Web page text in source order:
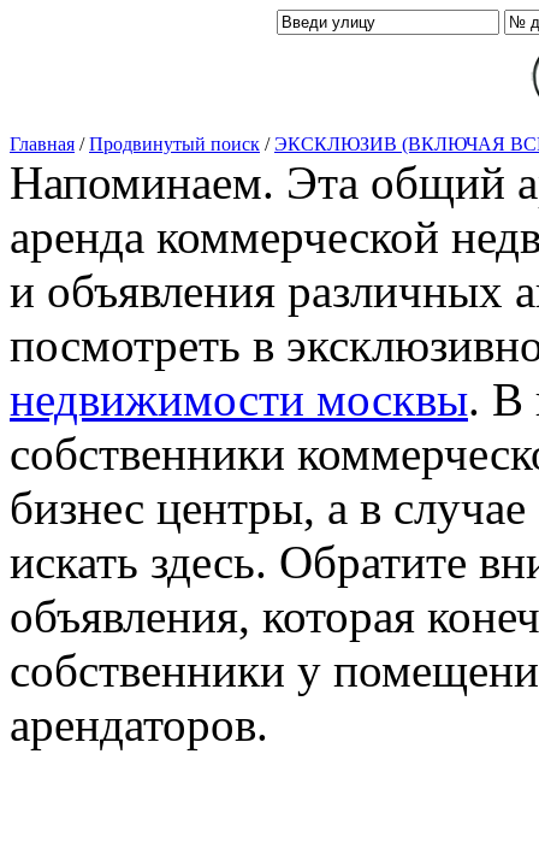
Главная /Продвинутый поиск /ЭКСКЛЮЗИВ (ВКЛЮЧАЯ
Напоминаем. Эта общий
аренда коммерческой
и объявления различных
посмотреть в
недвижимости москвы. В
собственники
бизнес центры, а в случае
искать здесь. Обратите
объявления, которая
собственники у
арендаторов.